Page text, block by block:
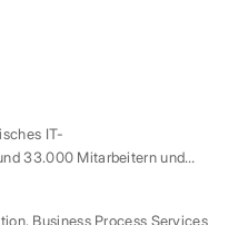
IT-
33.000 Mitarbeitern und
und KI.
, Business Process Services